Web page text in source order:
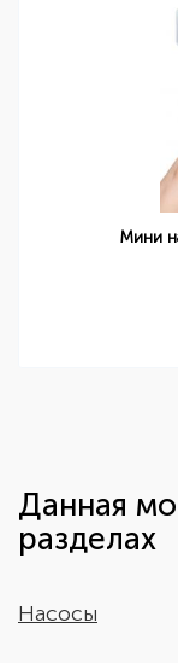
Мини
Данная
разделах
Насосы